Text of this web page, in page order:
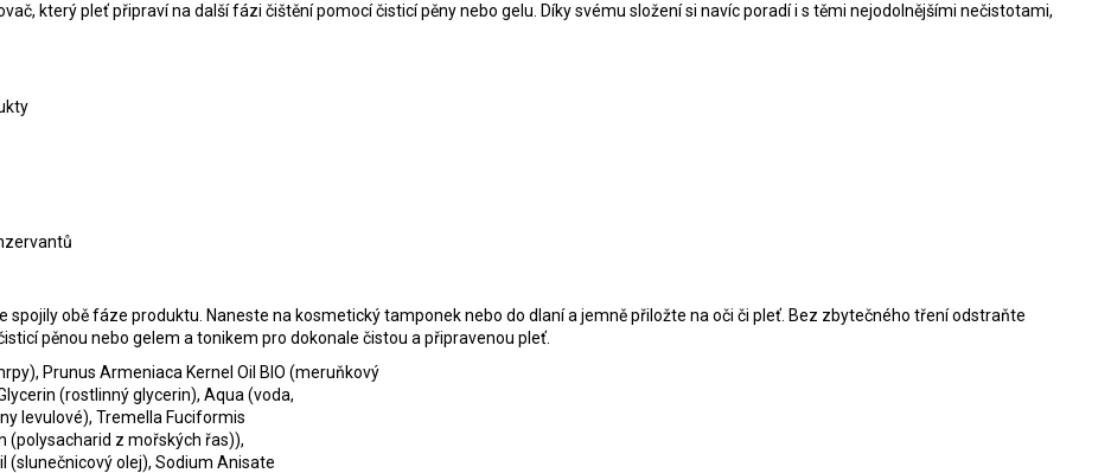
který pleť připraví na další fázi čištění pomocí čisticí pěny nebo gelu. Díky svému složení si navíc poradí i s těmi nejodolnějšími nečistotami,
spojily obě fáze produktu. Naneste na kosmetický tamponek nebo do dlaní a jemně přiložte na oči či pleť. Bez zbytečného tření odstraňte
pěnou nebo gelem a tonikem pro dokonale čistou a připravenou pleť.
Prunus Armeniaca Kernel Oil BIO (meruňkový
(rostlinný glycerin), Aqua (voda,
levulové), Tremella Fuciformis
(polysacharid z mořských řas)),
(slunečnicový olej), Sodium Anisate